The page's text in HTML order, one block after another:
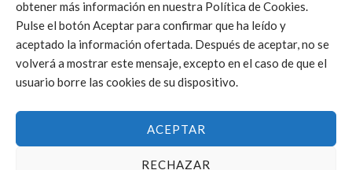
obtener más información en nuestra Política de Cookies.
Pulse el botón Aceptar para confirmar que ha leído y
aceptado la información ofertada. Después de aceptar, no se
volverá a mostrar este mensaje, excepto en el caso de que el
usuario borre las cookies de su dispositivo.
ACEPTAR
RECHAZAR